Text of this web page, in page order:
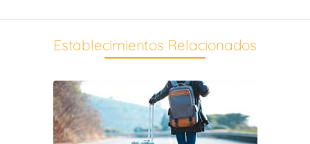
Establecimientos Relacionados